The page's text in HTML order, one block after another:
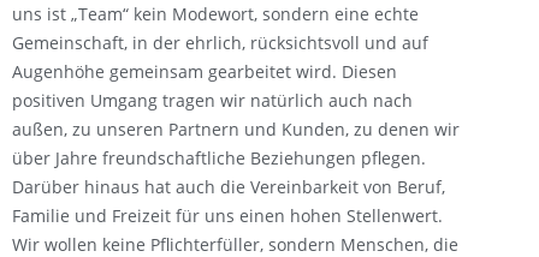
uns ist „Team“ kein Modewort, sondern eine echte
Gemeinschaft, in der ehrlich, rücksichtsvoll und auf
Augenhöhe gemeinsam gearbeitet wird. Diesen
positiven Umgang tragen wir natürlich auch nach
außen, zu unseren Partnern und Kunden, zu denen wir
über Jahre freundschaftliche Beziehungen pflegen.
Darüber hinaus hat auch die Vereinbarkeit von Beruf,
Familie und Freizeit für uns einen hohen Stellenwert.
Wir wollen keine Pflichterfüller, sondern Menschen, die